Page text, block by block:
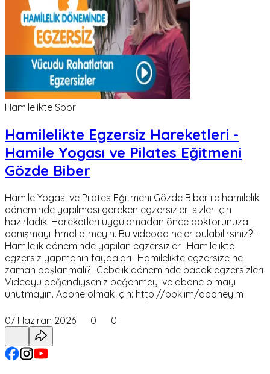
Hamilelikte Spor
Hamilelikte Egzersiz Hareketleri -
Hamile Yogası ve Pilates Eğitmeni
Gözde Biber
Hamile Yogası ve Pilates Eğitmeni Gözde Biber ile hamilelik
döneminde yapılması gereken egzersizleri sizler için
hazırladık. Hareketleri uygulamadan önce doktorunuza
danışmayı ihmal etmeyin. Bu videoda neler bulabilirsiniz? -
Hamilelik döneminde yapılan egzersizler -Hamilelikte
egzersiz yapmanın faydaları -Hamilelikte egzersize ne
zaman başlanmalı? -Gebelik döneminde bacak egzersizleri
Videoyu beğendiyseniz beğenmeyi ve abone olmayı
unutmayın. Abone olmak için: http://bbk.im/aboneyim
07 Haziran 2026 0 0